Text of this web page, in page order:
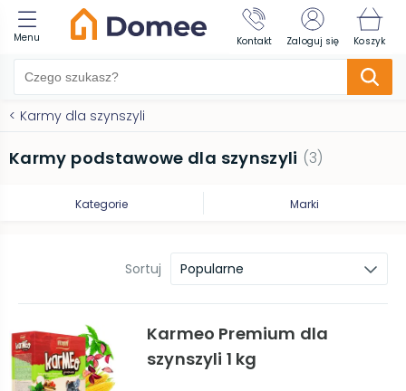
Menu Kontakt Zaloguj się Koszyk
< Karmy dla szynszyli
Karmy podstawowe dla szynszyli (3)
Kategorie Marki
Sortuj Popularne
Karmeo Premium dla
szynszyli 1 kg